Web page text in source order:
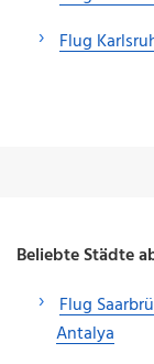
Flug
Beliebte Städte
Flug
Antalya